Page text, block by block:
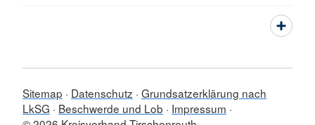
Sitemap Datenschutz Grundsatzerklärung nach
LkSG
Beschwerde und Lob
Impressum